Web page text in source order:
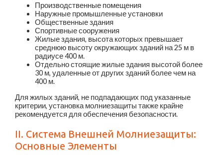
Производственные помещения
Наружные промышленные установки
Общественные здания
Спортивные сооружения
Жилые здания, высота которых превышает
среднюю высоту окружающих зданий на 25 м в
радиусе 400 м.
Отдельно стоящие жилые здания высотой более
30 м, удаленные от других зданий более чем на
400 м.
Для жилых зданий, не подпадающих под указанные
критерии, установка молниезащиты также крайне
рекомендуется для обеспечения безопасности.
II. Система Внешней Молниезащиты:
Основные Элементы